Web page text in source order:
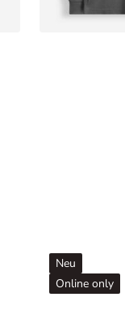
Neu
Online only